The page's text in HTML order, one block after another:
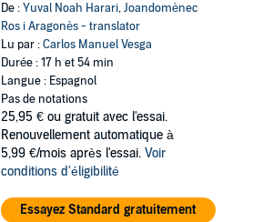
De :Yuval Noah Harari,Joandomènec
Ros i Aragonès - translator
Lu par :Carlos Manuel Vesga
Durée : 17 h et 54 min
Langue : Espagnol
Pas de notations
25,95 € ou gratuit avec l'essai.
Renouvellement automatique à
5,99 €/mois après l'essai. Voir
conditions d'éligibilité
Essayez Standard gratuitement